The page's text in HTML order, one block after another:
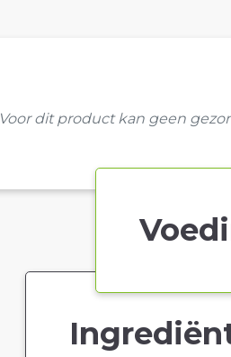
Voor dit product kan geen